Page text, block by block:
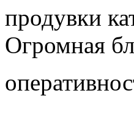
продувки
Огромная